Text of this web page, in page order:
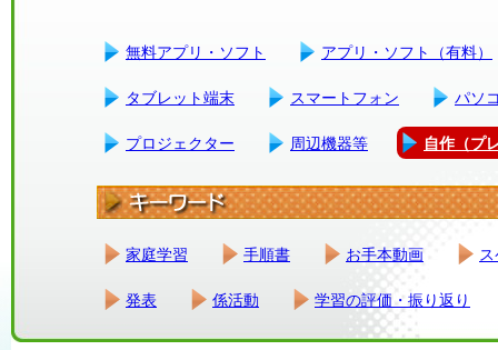
無料アプリ・ソフト アプリ・ソフト（有料）
タブレット端末 スマートフォン パソ
プロジェクター 周辺機器等 自作（プ
家庭学習 手順書 お手本動画
発表 係活動 学習の評価・振り返り